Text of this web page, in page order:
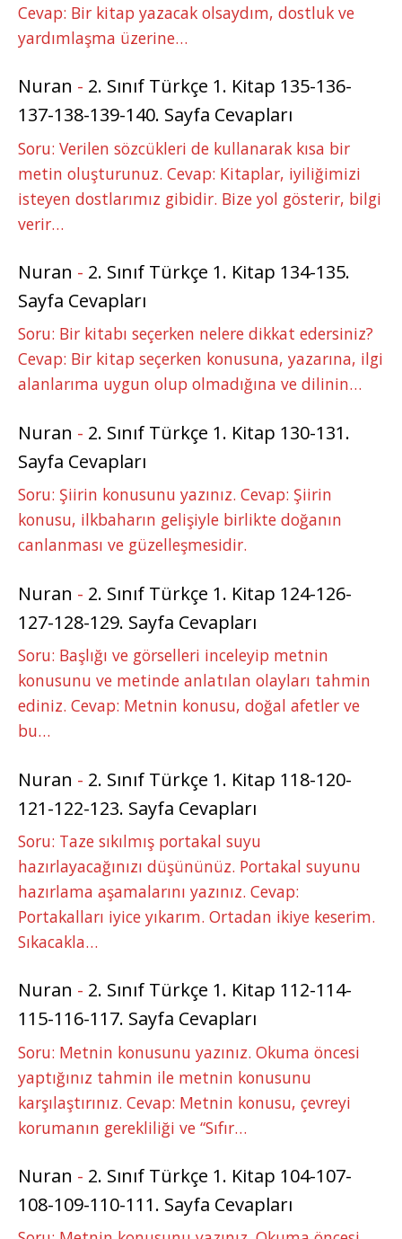
Cevap: Bir kitap yazacak olsaydım, dostluk ve
yardımlaşma üzerine…
Nuran - 2. Sınıf Türkçe 1. Kitap 135-136-
137-138-139-140. Sayfa Cevapları
Soru: Verilen sözcükleri de kullanarak kısa bir
metin oluşturunuz. Cevap: Kitaplar, iyiliğimizi
isteyen dostlarımız gibidir. Bize yol gösterir, bilgi
verir…
Nuran - 2. Sınıf Türkçe 1. Kitap 134-135.
Sayfa Cevapları
Soru: Bir kitabı seçerken nelere dikkat edersiniz?
Cevap: Bir kitap seçerken konusuna, yazarına, ilgi
alanlarıma uygun olup olmadığına ve dilinin…
Nuran - 2. Sınıf Türkçe 1. Kitap 130-131.
Sayfa Cevapları
Soru: Şiirin konusunu yazınız. Cevap: Şiirin
konusu, ilkbaharın gelişiyle birlikte doğanın
canlanması ve güzelleşmesidir.
Nuran - 2. Sınıf Türkçe 1. Kitap 124-126-
127-128-129. Sayfa Cevapları
Soru: Başlığı ve görselleri inceleyip metnin
konusunu ve metinde anlatılan olayları tahmin
ediniz. Cevap: Metnin konusu, doğal afetler ve
bu…
Nuran - 2. Sınıf Türkçe 1. Kitap 118-120-
121-122-123. Sayfa Cevapları
Soru: Taze sıkılmış portakal suyu
hazırlayacağınızı düşününüz. Portakal suyunu
hazırlama aşamalarını yazınız. Cevap:
Portakalları iyice yıkarım. Ortadan ikiye keserim.
Sıkacakla…
Nuran - 2. Sınıf Türkçe 1. Kitap 112-114-
115-116-117. Sayfa Cevapları
Soru: Metnin konusunu yazınız. Okuma öncesi
yaptığınız tahmin ile metnin konusunu
karşılaştırınız. Cevap: Metnin konusu, çevreyi
korumanın gerekliliği ve “Sıfır…
Nuran - 2. Sınıf Türkçe 1. Kitap 104-107-
108-109-110-111. Sayfa Cevapları